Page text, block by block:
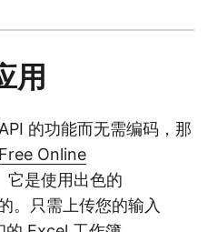
用
的功能而无需编码，那
Free Online
它是使用出色的
。只需上传您的输入